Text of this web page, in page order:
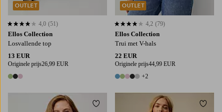
Ellos Collection
Losvallende top
13 EUR
Originele prijs26,99 EUR
3 kleuren
4,0 op basis van 51 beoordelingen
4,0 (51)
OUTLET
Ellos Collection
Trui met V-hals
22 EUR
Originele prijs44,99 EUR
7 kleuren
+2
4,2 op basis van 79 beoordelingen
4,2 (79)
OUTLET
Toevoegen aan favorieten